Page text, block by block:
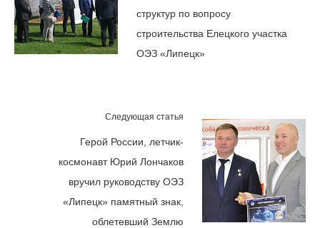
структур по вопросу
строительства Елецкого участка
ОЭЗ «Липецк»
Следующая статья
Герой России, летчик-
космонавт Юрий Лончаков
вручил руководству ОЭЗ
«Липецк» памятный знак,
облетевший Землю